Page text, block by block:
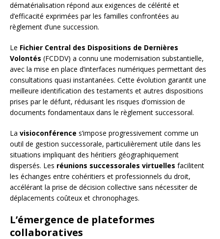
dématérialisation répond aux exigences de célérité et
d’efficacité exprimées par les familles confrontées au
règlement d’une succession.
Le Fichier Central des Dispositions de Dernières
Volontés (FCDDV) a connu une modernisation substantielle,
avec la mise en place d’interfaces numériques permettant des
consultations quasi instantanées. Cette évolution garantit une
meilleure identification des testaments et autres dispositions
prises par le défunt, réduisant les risques d’omission de
documents fondamentaux dans le règlement successoral.
La visioconférence s’impose progressivement comme un
outil de gestion successorale, particulièrement utile dans les
situations impliquant des héritiers géographiquement
dispersés. Les réunions successorales virtuelles facilitent
les échanges entre cohéritiers et professionnels du droit,
accélérant la prise de décision collective sans nécessiter de
déplacements coûteux et chronophages.
L’émergence de plateformes
collaboratives